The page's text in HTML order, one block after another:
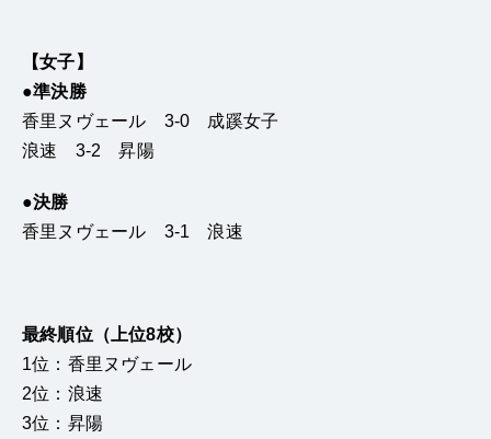
【女子】
●準決勝
香里ヌヴェール 3-0 成蹊女子
浪速 3-2 昇陽
●決勝
香里ヌヴェール 3-1 浪速
最終順位（上位8校）
1位：香里ヌヴェール
2位：浪速
3位：昇陽